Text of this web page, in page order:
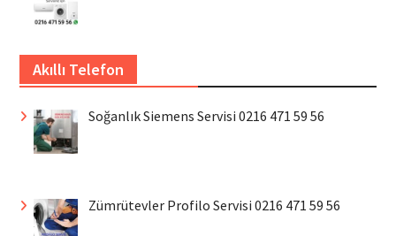
Akıllı Telefon
Soğanlık Siemens Servisi 0216 471 59 56
Zümrütevler Profilo Servisi 0216 471 59 56